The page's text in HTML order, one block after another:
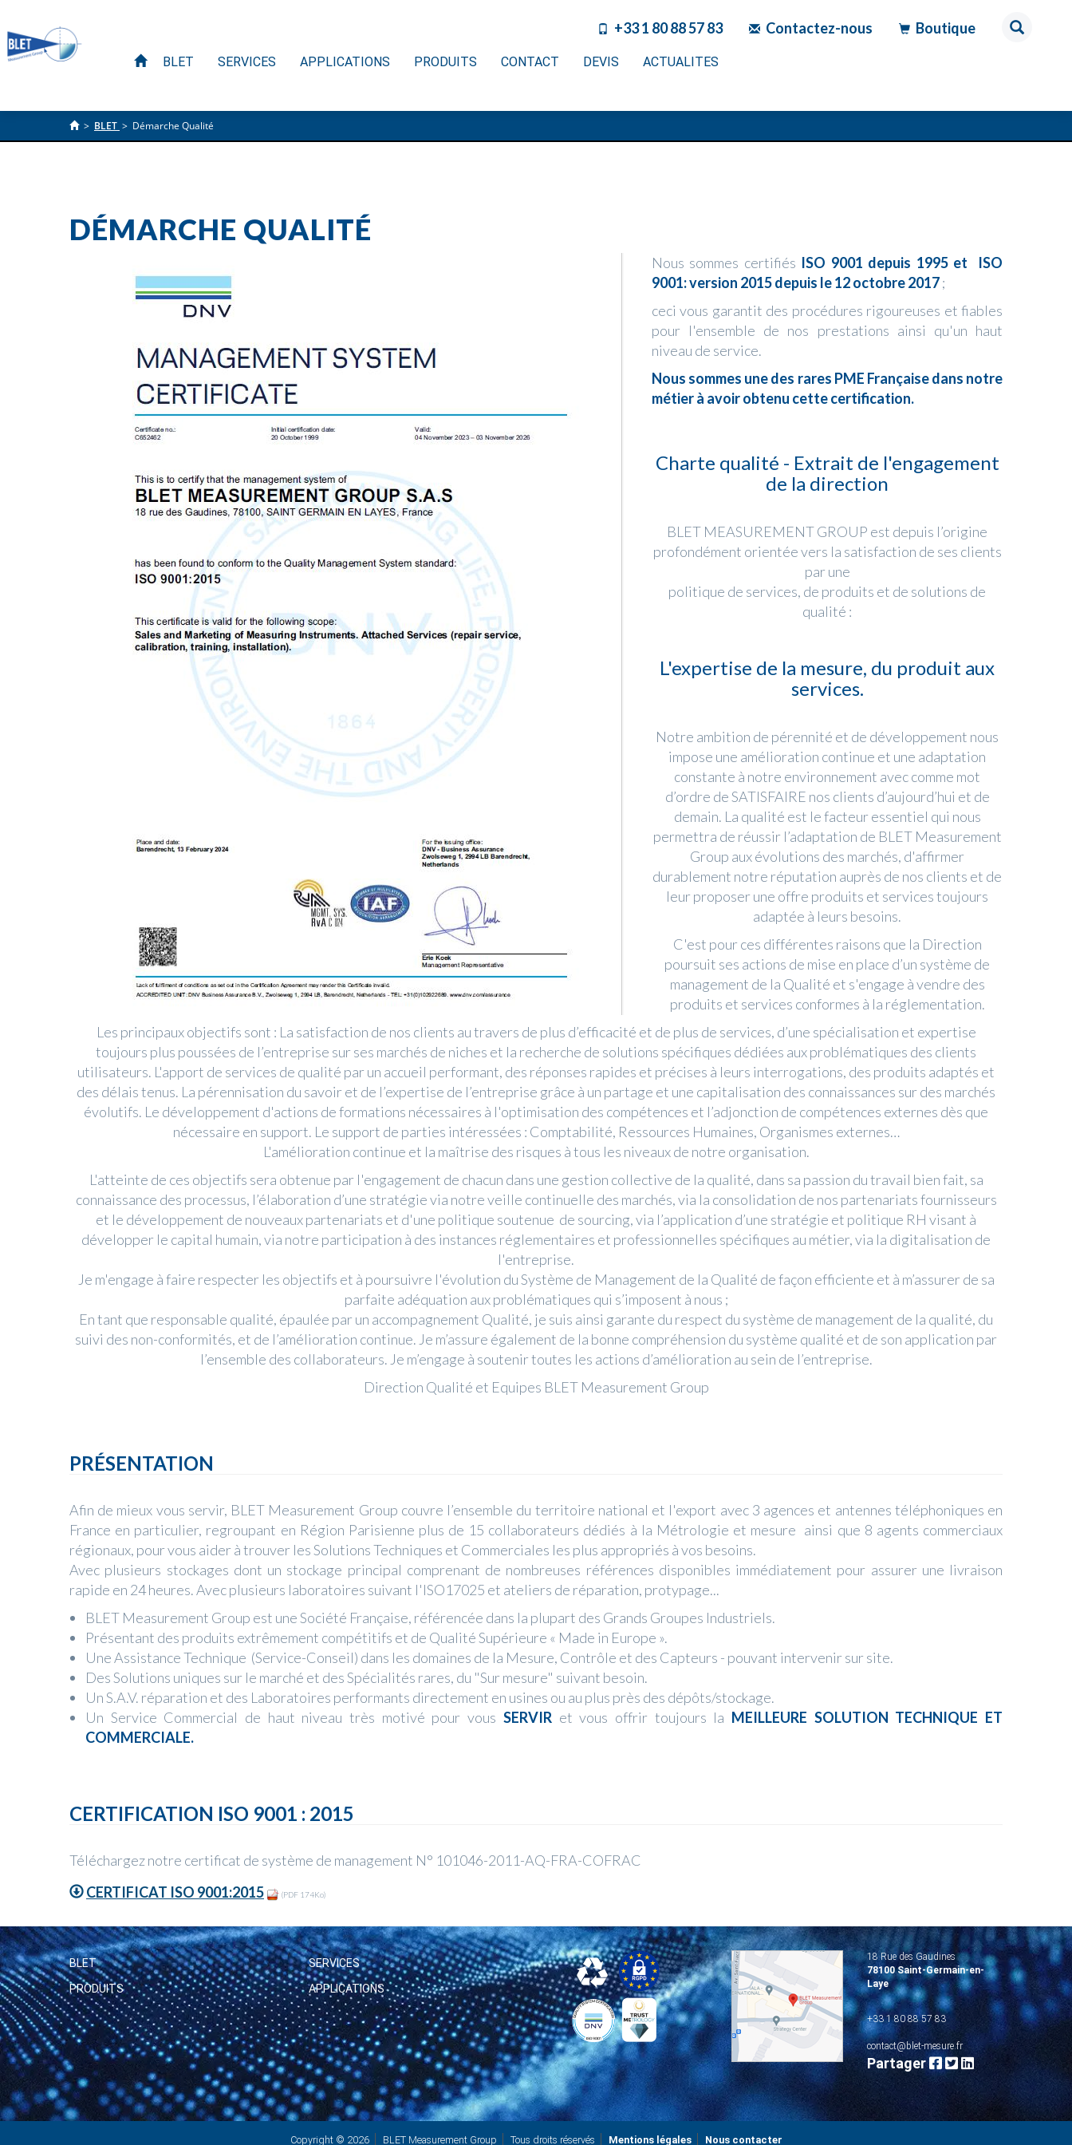
+33 1 80 88 57 83 Contactez-nous Boutique
BLET SERVICES APPLICATIONS PRODUITS CONTACT DEVIS ACTUALITES
> BLET > Démarche Qualité
DÉMARCHE QUALITÉ
Nous sommes certifiés ISO 9001 depuis 1995 et ISO
9001: version 2015 depuis le 12 octobre 2017;
ceci vous garantit des procédures rigoureuses et fiables
pour l'ensemble de nos prestations ainsi qu'un haut
niveau de service.
Nous sommes une des rares PME Française dans notre
métier à avoir obtenu cette certification.
Charte qualité - Extrait de l'engagement
de la direction
BLET MEASUREMENT GROUP est depuis l’origine
profondément orientée vers la satisfaction de ses clients
par une
politique de services, de produits et de solutions de
qualité :
L'expertise de la mesure, du produit aux
services.
Notre ambition de pérennité et de développement nous
impose une amélioration continue et une adaptation
constante à notre environnement avec comme mot
d’ordre de SATISFAIRE nos clients d’aujourd’hui et de
demain. La qualité est le facteur essentiel qui nous
permettra de réussir l’adaptation de BLET Measurement
Group aux évolutions des marchés, d'affirmer
durablement notre réputation auprès de nos clients et de
leur proposer une offre produits et services toujours
adaptée à leurs besoins.
C'est pour ces différentes raisons que la Direction
poursuit ses actions de mise en place d’un système de
management de la Qualité et s'engage à vendre des
produits et services conformes à la réglementation.
Les principaux objectifs sont : La satisfaction de nos clients au travers de plus d’efficacité et de plus de services, d’une spécialisation et expertise
toujours plus poussées de l’entreprise sur ses marchés de niches et la recherche de solutions spécifiques dédiées aux problématiques des clients
utilisateurs. L'apport de services de qualité par un accueil performant, des réponses rapides et précises à leurs interrogations, des produits adaptés et
des délais tenus. La pérennisation du savoir et de l’expertise de l’entreprise grâce à un partage et une capitalisation des connaissances sur des marchés
évolutifs. Le développement d'actions de formations nécessaires à l'optimisation des compétences et l’adjonction de compétences externes dès que
nécessaire en support. Le support de parties intéressées : Comptabilité, Ressources Humaines, Organismes externes…
L'amélioration continue et la maîtrise des risques à tous les niveaux de notre organisation.
L'atteinte de ces objectifs sera obtenue par l'engagement de chacun dans une gestion collective de la qualité, dans sa passion du travail bien fait, sa
connaissance des processus, l’élaboration d’une stratégie via notre veille continuelle des marchés, via la consolidation de nos partenariats fournisseurs
et le développement de nouveaux partenariats et d'une politique soutenue de sourcing, via l’application d’une stratégie et politique RH visant à
développer le capital humain, via notre participation à des instances réglementaires et professionnelles spécifiques au métier, via la digitalisation de
l'entreprise.
Je m'engage à faire respecter les objectifs et à poursuivre l'évolution du Système de Management de la Qualité de façon efficiente et à m’assurer de sa
parfaite adéquation aux problématiques qui s’imposent à nous ;
En tant que responsable qualité, épaulée par un accompagnement Qualité, je suis ainsi garante du respect du système de management de la qualité, du
suivi des non-conformités, et de l’amélioration continue. Je m’assure également de la bonne compréhension du système qualité et de son application par
l’ensemble des collaborateurs. Je m’engage à soutenir toutes les actions d’amélioration au sein de l’entreprise.
Direction Qualité et Equipes BLET Measurement Group
PRÉSENTATION
Afin de mieux vous servir, BLET Measurement Group couvre l’ensemble du territoire national et l'export avec 3 agences et antennes téléphoniques en
France en particulier, regroupant en Région Parisienne plus de 15 collaborateurs dédiés à la Métrologie et mesure ainsi que 8 agents commerciaux
régionaux, pour vous aider à trouver les Solutions Techniques et Commerciales les plus appropriés à vos besoins.
Avec plusieurs stockages dont un stockage principal comprenant de nombreuses références disponibles immédiatement pour assurer une livraison
rapide en 24 heures. Avec plusieurs laboratoires suivant l'ISO17025 et ateliers de réparation, protypage...
BLET Measurement Group est une Société Française, référencée dans la plupart des Grands Groupes Industriels.
Présentant des produits extrêmement compétitifs et de Qualité Supérieure « Made in Europe ».
Une Assistance Technique (Service-Conseil) dans les domaines de la Mesure, Contrôle et des Capteurs - pouvant intervenir sur site.
Des Solutions uniques sur le marché et des Spécialités rares, du "Sur mesure" suivant besoin.
Un S.A.V. réparation et des Laboratoires performants directement en usines ou au plus près des dépôts/stockage.
Un Service Commercial de haut niveau très motivé pour vous SERVIRet vous offrir toujours la MEILLEURE SOLUTION TECHNIQUE ET
COMMERCIALE.
CERTIFICATION ISO 9001 : 2015
Téléchargez notre certificat de système de management N° 101046-2011-AQ-FRA-COFRAC
CERTIFICAT ISO 9001:2015
(PDF 174Ko)
BLET
PRODUITS
SERVICES
APPLICATIONS
18 Rue des Gaudines
78100 Saint-Germain-en-
Laye
+33 1 80 88 57 83
contact@blet-mesure.fr
Partager
Copyright © 2026 BLET Measurement Group Tous droits réservés Mentions légales Nous contacter